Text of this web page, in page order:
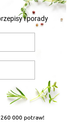
i porady
260 000 potraw!